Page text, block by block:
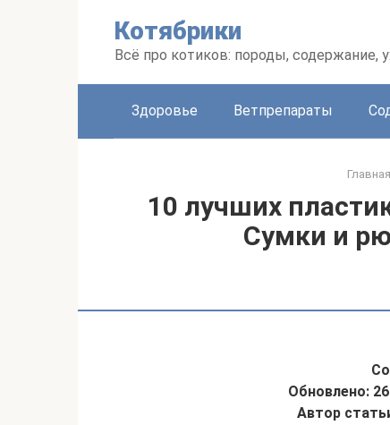
Котябрики
Всё про котиков: породы, содержание,
Здоровье Ветпрепараты
Главная
10 лучших
Сумки и
Обновлено:
Автор